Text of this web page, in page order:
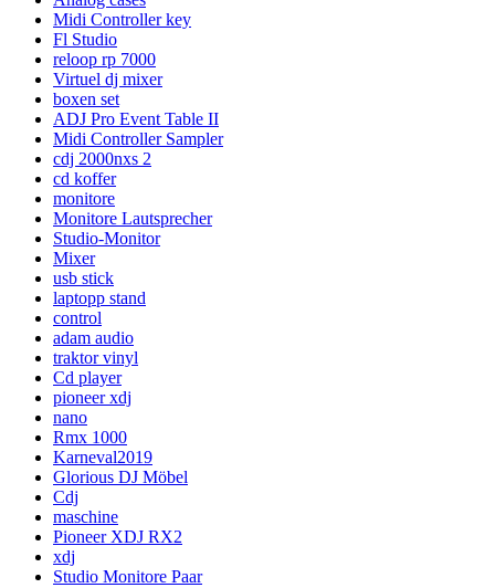
Midi Controller key
Fl Studio
reloop rp 7000
Virtuel dj mixer
boxen set
ADJ Pro Event Table II
Midi Controller Sampler
cdj 2000nxs 2
cd koffer
monitore
Monitore Lautsprecher
Studio-Monitor
Mixer
usb stick
laptopp stand
control
adam audio
traktor vinyl
Cd player
pioneer xdj
nano
Rmx 1000
Karneval2019
Glorious DJ Möbel
Cdj
maschine
Pioneer XDJ RX2
xdj
Studio Monitore Paar